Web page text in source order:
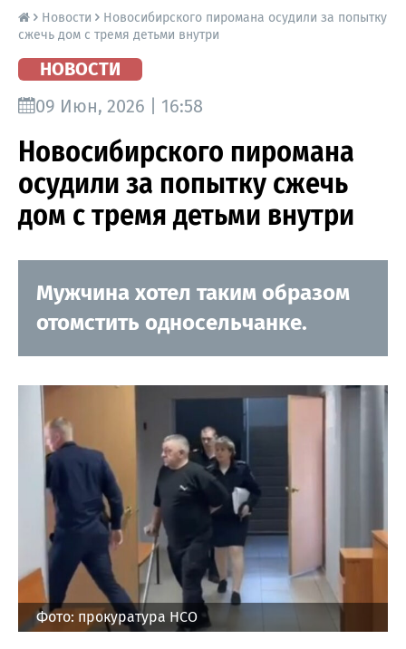
Precedent.
Новости
Новосибирского пиромана осудили за попытку
сжечь дом с тремя детьми внутри
НОВОСТИ
09 Июн, 2026 | 16:58
Новосибирского пиромана
осудили за попытку сжечь
дом с тремя детьми внутри
Мужчина хотел таким образом
отомстить односельчанке.
Фото: прокуратура НСО